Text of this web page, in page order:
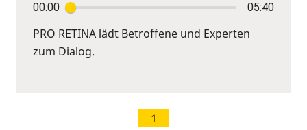
00:00 05:40
PRO RETINA lädt Betroffene und Experten
zum Dialog.
1